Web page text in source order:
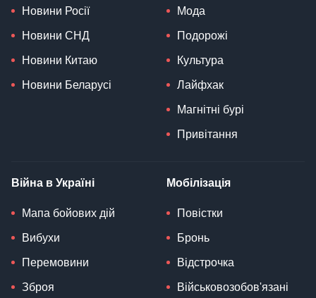
Новини Росії
Новини СНД
Новини Китаю
Новини Беларусі
Мода
Подорожі
Культура
Лайфхак
Магнітні бурі
Привітання
Війна в Україні
Мапа бойових дій
Вибухи
Перемовини
Зброя
Мобілізація
Повістки
Бронь
Відстрочка
Військовозобов'язані